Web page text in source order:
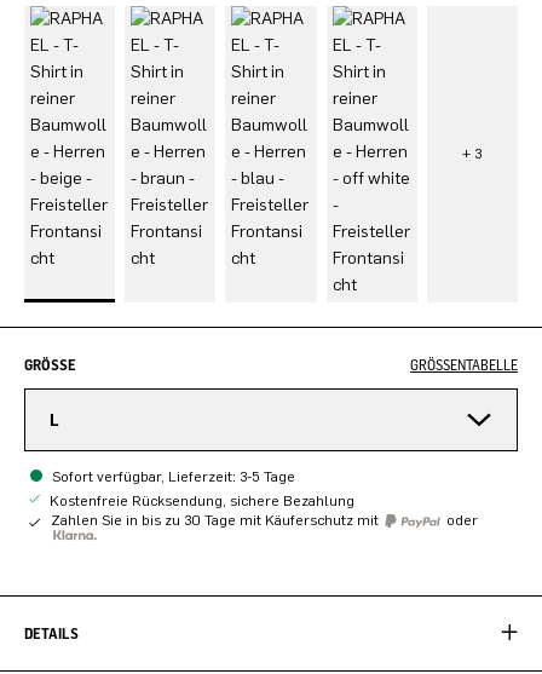
GRÖSSE GRÖSSENTABELLE
L
Sofort verfügbar, Lieferzeit: 3-5 Tage
Kostenfreie Rücksendung, sichere Bezahlung
Zahlen Sie in bis zu 30 Tage mit Käuferschutz mit
oder
DETAILS